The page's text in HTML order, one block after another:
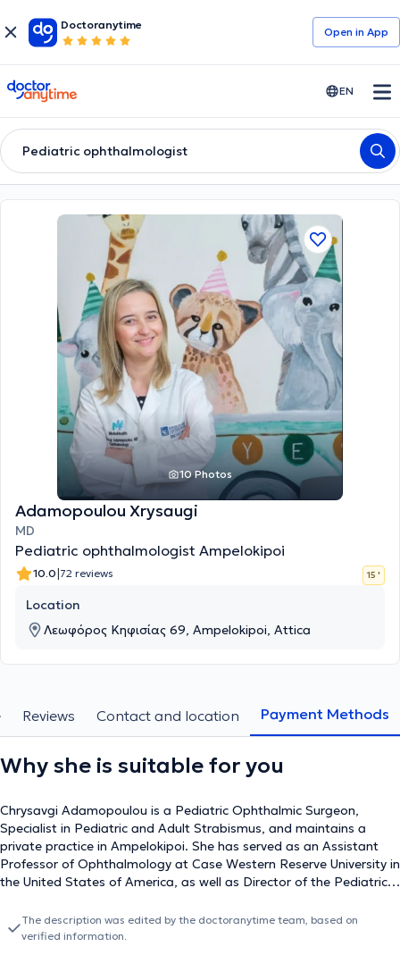
Doctoranytime
Open in Αpp
doctoranytime EN
Pediatric ophthalmologist
10 Photos
Adamopoulou Xrysaugi
MD
Pediatric ophthalmologist Ampelokipoi
10.0|72 reviews 15 '
Location
Λεωφόρος Κηφισίας 69, Ampelokipoi, Attica
Reviews Contact and location Payment Methods
Why she is suitable for you
Chrysavgi Adamopoulou is a Pediatric Ophthalmic Surgeon,
Specialist in Pediatric and Adult Strabismus, and maintains a
private practice in Ampelokipoi. She has served as an Assistant
Professor of Ophthalmology at Case Western Reserve University in
the United States of America, as well as Director of the Pediatric
Medical Center, Cleveland, Ohio, USA. After completing her studies
at the Medical School of the National and Kapodistrian University
The description was edited by the doctoranytime team, based on
verified information.